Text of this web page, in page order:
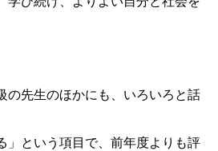
の先生のほかにも、いろいろと話
」という項目で、前年度よりも評